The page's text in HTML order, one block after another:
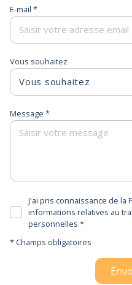
E-mail *
Vous souhaitez
Vous souhaitez
Message *
J'ai pris connaissance de
informations relatives au
personnelles *
* Champs obligatoires